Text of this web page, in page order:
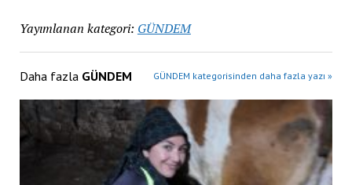
Yayımlanan kategori: GÜNDEM
Daha fazla GÜNDEM GÜNDEM kategorisinden daha fazla yazı »